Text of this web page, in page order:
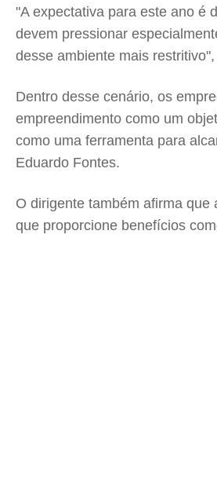
"A expectativa para este ano é
devem pressionar
desse ambiente mais
Dentro desse cenário, os
empreendimento como um
como uma ferramenta para
Eduardo Fontes.
O dirigente também afirma
que proporcione benefícios